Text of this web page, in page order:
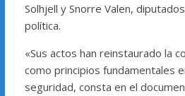
Solhjell y Snorre Valen,
política.
«Sus actos han reinstaurado la
como principios fundamentales
seguridad, consta en el